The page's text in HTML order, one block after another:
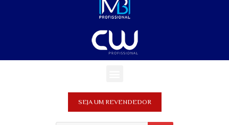
SEJA UM REVENDEDOR